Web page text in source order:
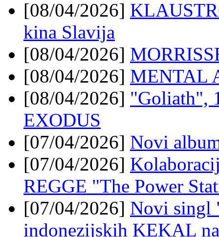
[08/04/2026]
kina Slavija
[08/04/2026]
[08/04/2026] MENTAL
[08/04/2026] "Goliath",
EXODUS
[07/04/2026] Novi
[07/04/2026]
REGGE "The Power
[07/04/2026] Novi singl
indonezijskih KEKAL